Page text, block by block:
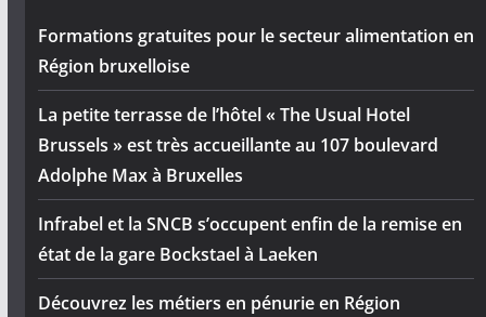
Formations gratuites pour le secteur alimentation en
Région bruxelloise
La petite terrasse de l’hôtel « The Usual Hotel
Brussels » est très accueillante au 107 boulevard
Adolphe Max à Bruxelles
Infrabel et la SNCB s’occupent enfin de la remise en
état de la gare Bockstael à Laeken
Découvrez les métiers en pénurie en Région